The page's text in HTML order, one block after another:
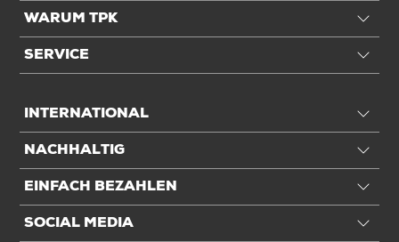
WARUM TPK
SERVICE
INTERNATIONAL
NACHHALTIG
EINFACH BEZAHLEN
SOCIAL MEDIA